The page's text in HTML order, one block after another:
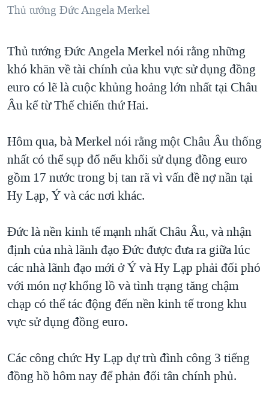
SỨC KHOẺ
THỂ THAO
GIÁO DỤC
NGÀY TỊ NẠN THẾ GIỚI
GROUND ZERO – XƯA VÀ NAY
CHI PHÍ CHIẾN TRANH AFGHANISTAN
CÁC GIÁ TRỊ CỘNG HÒA Ở VIỆT NAM
TRỊNH VĨNH BÌNH VS. CHÍNH PHỦ VIỆT NAM
NGƯ DÂN VIỆT VÀ LÀN SÓNG TRỘM HẢI SÂM
BÊN KIA QUỐC LỘ: TIẾNG VỌNG TỪ NÔNG THÔN MỸ
QUAN HỆ VIỆT MỸ
Thủ tướng Ðức Angela Merkel
Thủ tướng Đức Angela Merkel nói rằng những
khó khăn về tài chính của khu vực sử dụng đồng
euro có lẽ là cuộc khủng hoảng lớn nhất tại Châu
Âu kể từ Thế chiến thứ Hai.
Hôm qua, bà Merkel nói rằng một Châu Âu thống
nhất có thể sụp đổ nếu khối sử dụng đồng euro
gồm 17 nước trong bị tan rã vì vấn đề nợ nần tại
Hy Lạp, Ý và các nơi khác.
Đức là nền kinh tế mạnh nhất Châu Âu, và nhận
định của nhà lãnh đạo Đức được đưa ra giữa lúc
các nhà lãnh đạo mới ở Ý và Hy Lạp phải đối phó
với món nợ khổng lồ và tình trạng tăng chậm
chạp có thể tác động đến nền kinh tế trong khu
vực sử dụng đồng euro.
Các công chức Hy Lạp dự trù đình công 3 tiếng
đồng hồ hôm nay để phản đối tân chính phủ.